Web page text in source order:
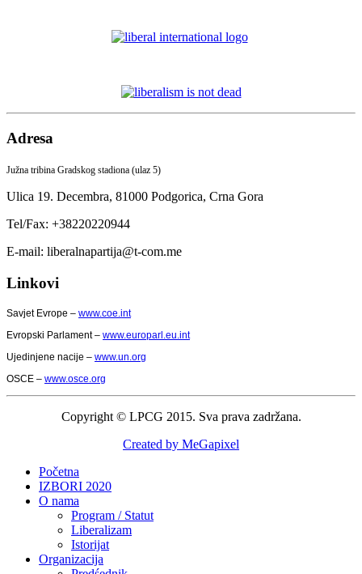
Adresa
Južna tribina Gradskog stadiona (ulaz 5)
Ulica 19. Decembra, 81000 Podgorica, Crna Gora
Tel/Fax: +38220220944
E-mail: liberalnapartija@t-com.me
Linkovi
Savjet Evrope – www.coe.int
Evropski Parlament – www.europarl.eu.int
Ujedinjene nacije – www.un.org
OSCE – www.osce.org
Copyright © LPCG 2015. Sva prava zadržana.
Created by MeGapixel
Početna
IZBORI 2020
O nama
Program / Statut
Liberalizam
Istorijat
Organizacija